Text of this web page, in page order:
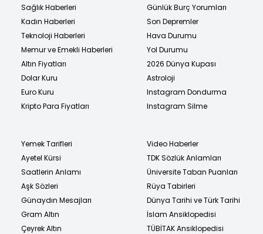
Sağlık Haberleri
Kadın Haberleri
Teknoloji Haberleri
Memur ve Emekli Haberleri
Altın Fiyatları
Dolar Kuru
Euro Kuru
Kripto Para Fiyatları
Günlük Burç Yorumları
Son Depremler
Hava Durumu
Yol Durumu
2026 Dünya Kupası
Astroloji
Instagram Dondurma
Instagram Silme
Yemek Tarifleri
Ayetel Kürsi
Saatlerin Anlamı
Aşk Sözleri
Günaydın Mesajları
Gram Altın
Çeyrek Altın
Video Haberler
TDK Sözlük Anlamları
Üniversite Taban Puanları
Rüya Tabirleri
Dünya Tarihi ve Türk Tarihi
İslam Ansiklopedisi
TÜBİTAK Ansiklopedisi